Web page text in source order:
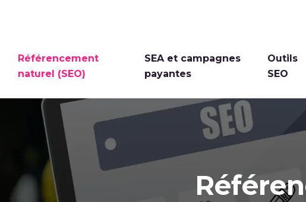
Référencement
naturel (SEO)
SEA et campagnes
payantes
Outils
SEO